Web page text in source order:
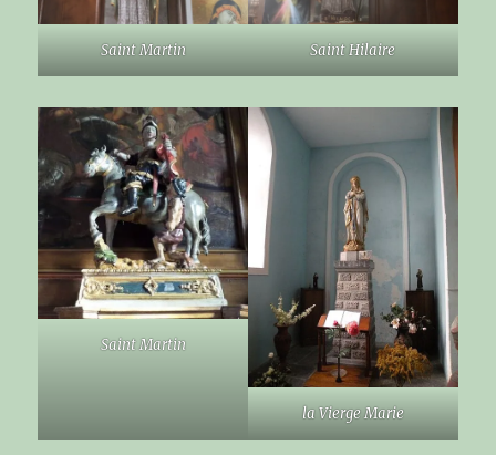
Saint Martin Saint Hilaire
Saint Martin
la Vierge Marie